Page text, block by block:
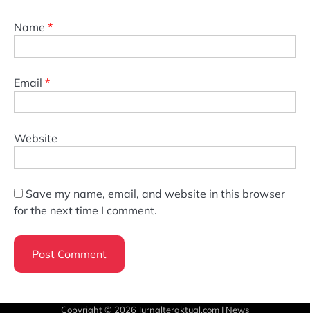
Name *
Email *
Website
Save my name, email, and website in this browser
for the next time I comment.
Copyright © 2026 Jurnalteraktual.com | News